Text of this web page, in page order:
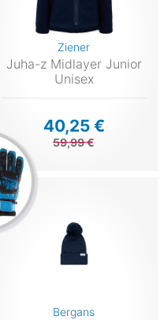
Ziener
Juha-z Midlayer Junior
Unisex
40,25 €
59,99 €
Bergans